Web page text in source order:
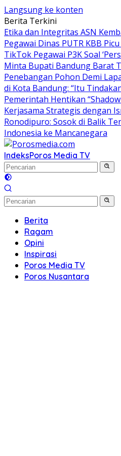
Langsung ke konten
Berita Terkini
Etika dan Integritas ASN
Pegawai Dinas PUTR KBB
TikTok Pegawai P3K Soal
Minta Bupati Bandung Barat
Penebangan Pohon Demi
di Kota Bandung: “Itu
Pemerintah Hentikan
Kerjasama Strategis dengan
Ronodipuro: Sosok di Balik
Indonesia ke Mancanegara
IndeksPoros Media TV
Berita
Ragam
Opini
Inspirasi
Poros Media TV
Poros Nusantara